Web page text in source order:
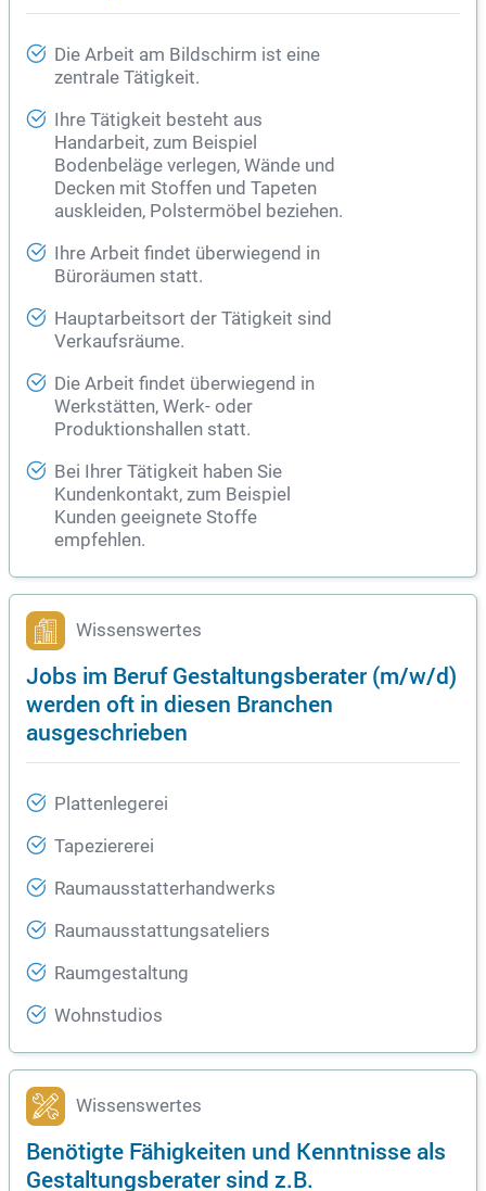
Die Arbeit am Bildschirm ist eine
zentrale Tätigkeit.
Ihre Tätigkeit besteht aus
Handarbeit, zum Beispiel
Bodenbeläge verlegen, Wände und
Decken mit Stoffen und Tapeten
auskleiden, Polstermöbel beziehen.
Ihre Arbeit findet überwiegend in
Büroräumen statt.
Hauptarbeitsort der Tätigkeit sind
Verkaufsräume.
Die Arbeit findet überwiegend in
Werkstätten, Werk- oder
Produktionshallen statt.
Bei Ihrer Tätigkeit haben Sie
Kundenkontakt, zum Beispiel
Kunden geeignete Stoffe
empfehlen.
Wissenswertes
Jobs im Beruf Gestaltungsberater (m/w/d)
werden oft in diesen Branchen
ausgeschrieben
Plattenlegerei
Tapeziererei
Raumausstatterhandwerks
Raumausstattungsateliers
Raumgestaltung
Wohnstudios
Wissenswertes
Benötigte Fähigkeiten und Kenntnisse als
Gestaltungsberater sind z.B.